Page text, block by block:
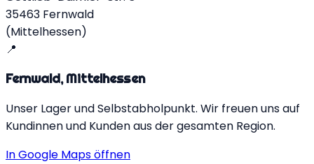
35463 Fernwald
(Mittelhessen)
📍
Fernwald, Mittelhessen
Unser Lager und Selbstabholpunkt. Wir freuen uns auf
Kundinnen und Kunden aus der gesamten Region.
In Google Maps öffnen